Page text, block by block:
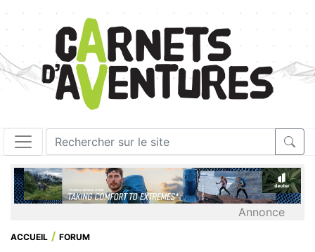
Annonce
ACCUEIL FORUM